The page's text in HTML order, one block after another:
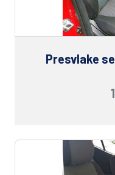
Presvlake